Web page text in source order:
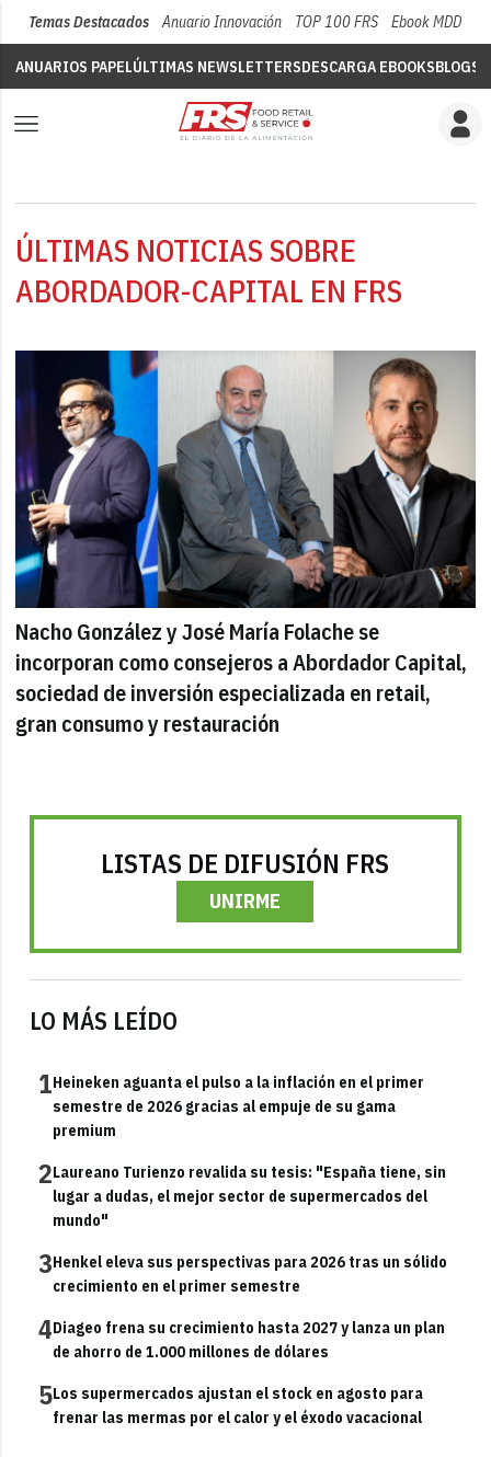
Temas Destacados Anuario Innovación TOP 100 FRS Ebook MDD
ANUARIOS PAPELÚLTIMAS NEWSLETTERSDESCARGA EBOOKSBLOGS
ÚLTIMAS NOTICIAS SOBRE
ABORDADOR-CAPITAL EN FRS
Nacho González y José María Folache se
incorporan como consejeros a Abordador Capital,
sociedad de inversión especializada en retail,
gran consumo y restauración
LISTAS DE DIFUSIÓN FRS
UNIRME
LO MÁS LEÍDO
1Heineken aguanta el pulso a la inflación en el primer
semestre de 2026 gracias al empuje de su gama
premium
2Laureano Turienzo revalida su tesis: "España tiene, sin
lugar a dudas, el mejor sector de supermercados del
mundo"
3Henkel eleva sus perspectivas para 2026 tras un sólido
crecimiento en el primer semestre
4Diageo frena su crecimiento hasta 2027 y lanza un plan
de ahorro de 1.000 millones de dólares
5Los supermercados ajustan el stock en agosto para
frenar las mermas por el calor y el éxodo vacacional